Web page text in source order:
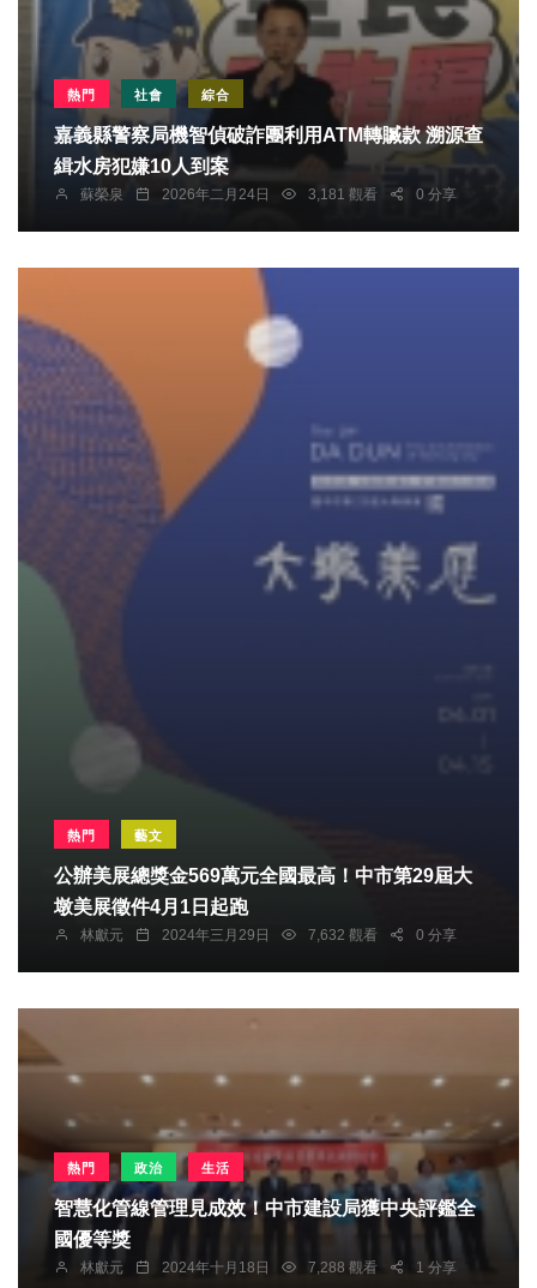
熱門 社會 綜合
嘉義縣警察局機智偵破詐團利用ATM轉贓款 溯源查
緝水房犯嫌10人到案
蘇榮泉 2026年二月24日 3,181 觀看 0 分享
熱門 藝文
公辦美展總獎金569萬元全國最高！中市第29屆大
墩美展徵件4月1日起跑
林獻元 2024年三月29日 7,632 觀看 0 分享
熱門 政治 生活
智慧化管線管理見成效！中市建設局獲中央評鑑全
國優等獎
林獻元 2024年十月18日 7,288 觀看 1 分享